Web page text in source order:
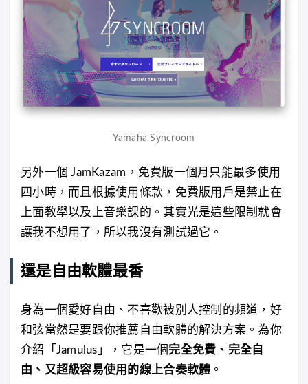
Yamaha Syncroom
另外一個 JamKazam，免費版一個月只能最多使用
四小時，而且根據使用條款，免費版用戶是禁止在
上面教學以及上音樂課的。其實光是這些限制就會
讓我不想用了，所以我沒有測試過它。
還是自由軟體最香
身為一個愛好自由、不喜歡被別人控制的頻道，好
和弦當然是要跟你推薦自由軟體的解決方案。為你
介紹「Jamulus」，它是一個 完全免費、完全自
由、又超級容易使用的線上合奏軟體 。